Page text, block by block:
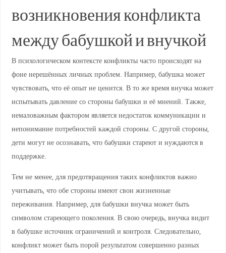
возникновения конфликта
между бабушкой и внучкой
В психологическом контексте конфликты часто происходят на
фоне нерешённых личных проблем. Например, бабушка может
чувствовать, что её опыт не ценится. В то же время внучка может
испытывать давление со стороны бабушки и её мнений. Также,
немаловажным фактором является недостаток коммуникации и
непонимание потребностей каждой стороны. С другой стороны,
дети могут не осознавать, что бабушки стареют и нуждаются в
поддержке.
Тем не менее, для предотвращения таких конфликтов важно
учитывать, что обе стороны имеют свои жизненные
переживания. Например, для бабушки внучка может быть
символом стареющего поколения. В свою очередь, внучка видит
в бабушке источник ограничений и контроля. Следовательно,
конфликт может быть порой результатом совершенно разных